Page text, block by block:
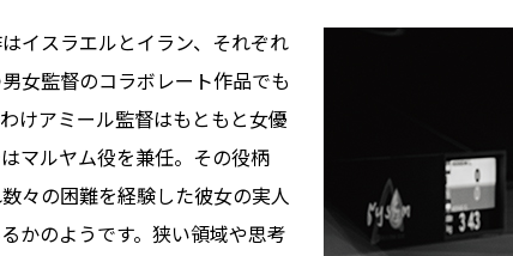
イスラエルとイラン、それぞれ
女監督のコラボレート作品でも
けアミール監督はもともと女優
マルヤム役を兼任。その役柄
々の困難を経験した彼女の実人
かのようです。狭い領域や思考